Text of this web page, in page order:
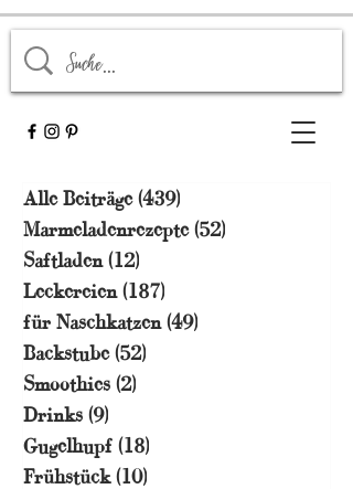
Alle Beiträge (439)
Marmeladenrezepte (52)
Saftladen (12)
Leckereien (187)
für Naschkatzen (49)
Backstube (52)
Smoothies (2)
Drinks (9)
Gugelhupf (18)
Frühstück (10)